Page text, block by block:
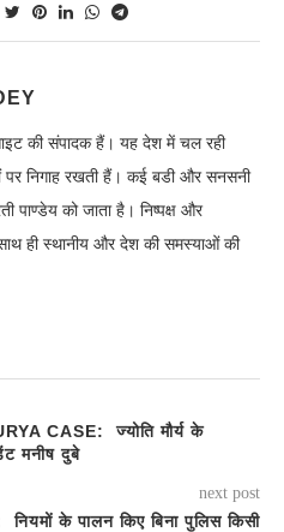
की संपादक हैं। यह देश में चल रही
पर निगाह रखती हैं। कई बडी और सनसनी
को जाता है। निष्पक्ष और
ही स्थानीय और देश की समस्याओं की
CASE: ज्योति मौर्य के
मनीष दुबे
next post
के पालन किए बिना पुलिस किसी